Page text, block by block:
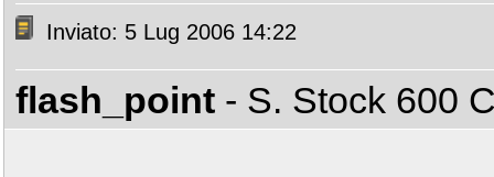
Inviato: 5 Lug 2006 14:22
flash_point - S. Stock 600